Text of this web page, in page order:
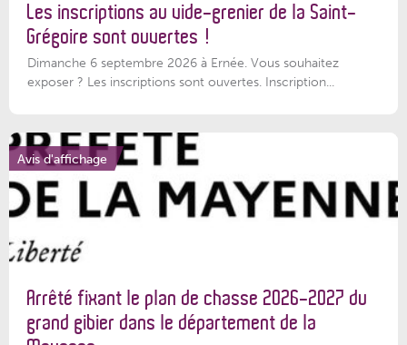
Les inscriptions au vide-grenier de la Saint-
Grégoire sont ouvertes !
Dimanche 6 septembre 2026 à Ernée. Vous souhaitez
exposer ? Les inscriptions sont ouvertes. Inscription...
Avis d'affichage
Arrêté fixant le plan de chasse 2026-2027 du
grand gibier dans le département de la